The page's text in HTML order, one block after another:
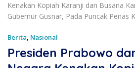
Kenakan Kopiah Karanji dan Busana
Gubernur Gusnar, Pada Puncak Penas
Berita, Nasional
Presiden Prabowo